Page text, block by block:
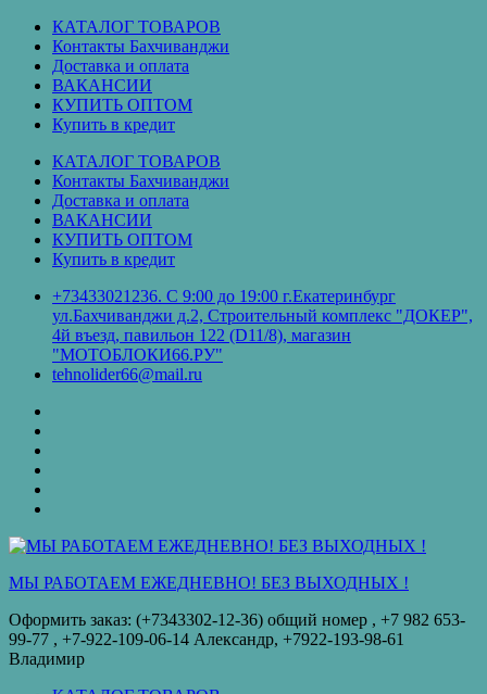
Перейти
содержимому
КАТАЛОГ ТОВАРОВ
Контакты Бахчиванджи
Доставка и оплата
ВАКАНСИИ
КУПИТЬ ОПТОМ
Купить в кредит
КАТАЛОГ ТОВАРОВ
Контакты Бахчиванджи
Доставка и оплата
ВАКАНСИИ
КУПИТЬ ОПТОМ
Купить в кредит
+73433021236. С 9:00 до 19:00 г.Екатеринбург
ул.Бахчиванджи д.2, Строительный комплекс "ДОКЕР",
4й въезд, павильон 122 (D11/8), магазин
"МОТОБЛОКИ66.РУ"
tehnolider66@mail.ru
кредит
МЫ РАБОТАЕМ ЕЖЕДНЕВНО! БЕЗ ВЫХОДНЫХ !
Оформить заказ: (+7343302-12-36) общий номер , ‪+7 982 653-
99-77‬ , +7-922-109-06-14 Александр, +7922-193-98-61
Владимир